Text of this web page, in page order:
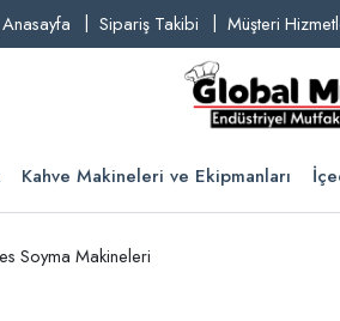
Anasayfa Sipariş Takibi Müşteri
Kahve Makineleri ve Ekipmanları
Soyma Makineleri